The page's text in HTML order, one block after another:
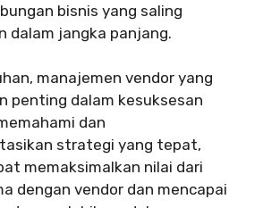
bisnis yang saling
dalam jangka panjang.
manajemen vendor yang
penting dalam kesuksesan
dan
strategi yang tepat,
memaksimalkan nilai dari
dengan vendor dan mencapai